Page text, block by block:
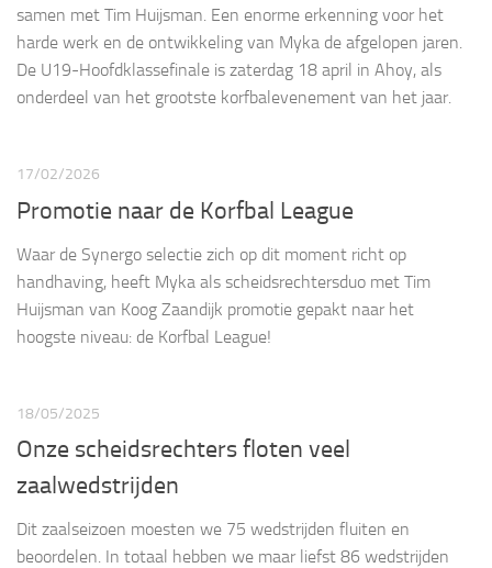
samen met Tim Huijsman. Een enorme erkenning voor het
harde werk en de ontwikkeling van Myka de afgelopen jaren.
De U19-Hoofdklassefinale is zaterdag 18 april in Ahoy, als
onderdeel van het grootste korfbalevenement van het jaar.
17/02/2026
Promotie naar de Korfbal League
Waar de Synergo selectie zich op dit moment richt op
handhaving, heeft Myka als scheidsrechtersduo met Tim
Huijsman van Koog Zaandijk promotie gepakt naar het
hoogste niveau: de Korfbal League!
18/05/2025
Onze scheidsrechters floten veel
zaalwedstrijden
Dit zaalseizoen moesten we 75 wedstrijden fluiten en
beoordelen. In totaal hebben we maar liefst 86 wedstrijden